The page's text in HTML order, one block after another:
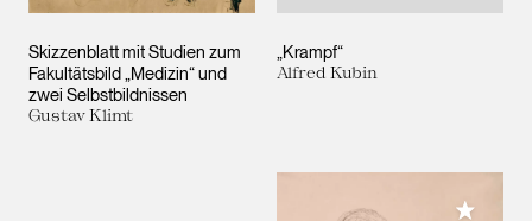
Skizzenblatt mit Studien zum
Fakultätsbild „Medizin“ und
zwei Selbstbildnissen
Gustav Klimt
„Krampf“
Alfred Kubin
Meiner